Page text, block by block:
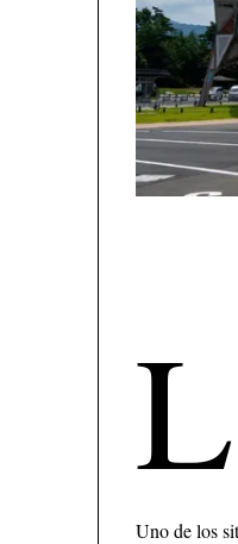
L
Uno de los